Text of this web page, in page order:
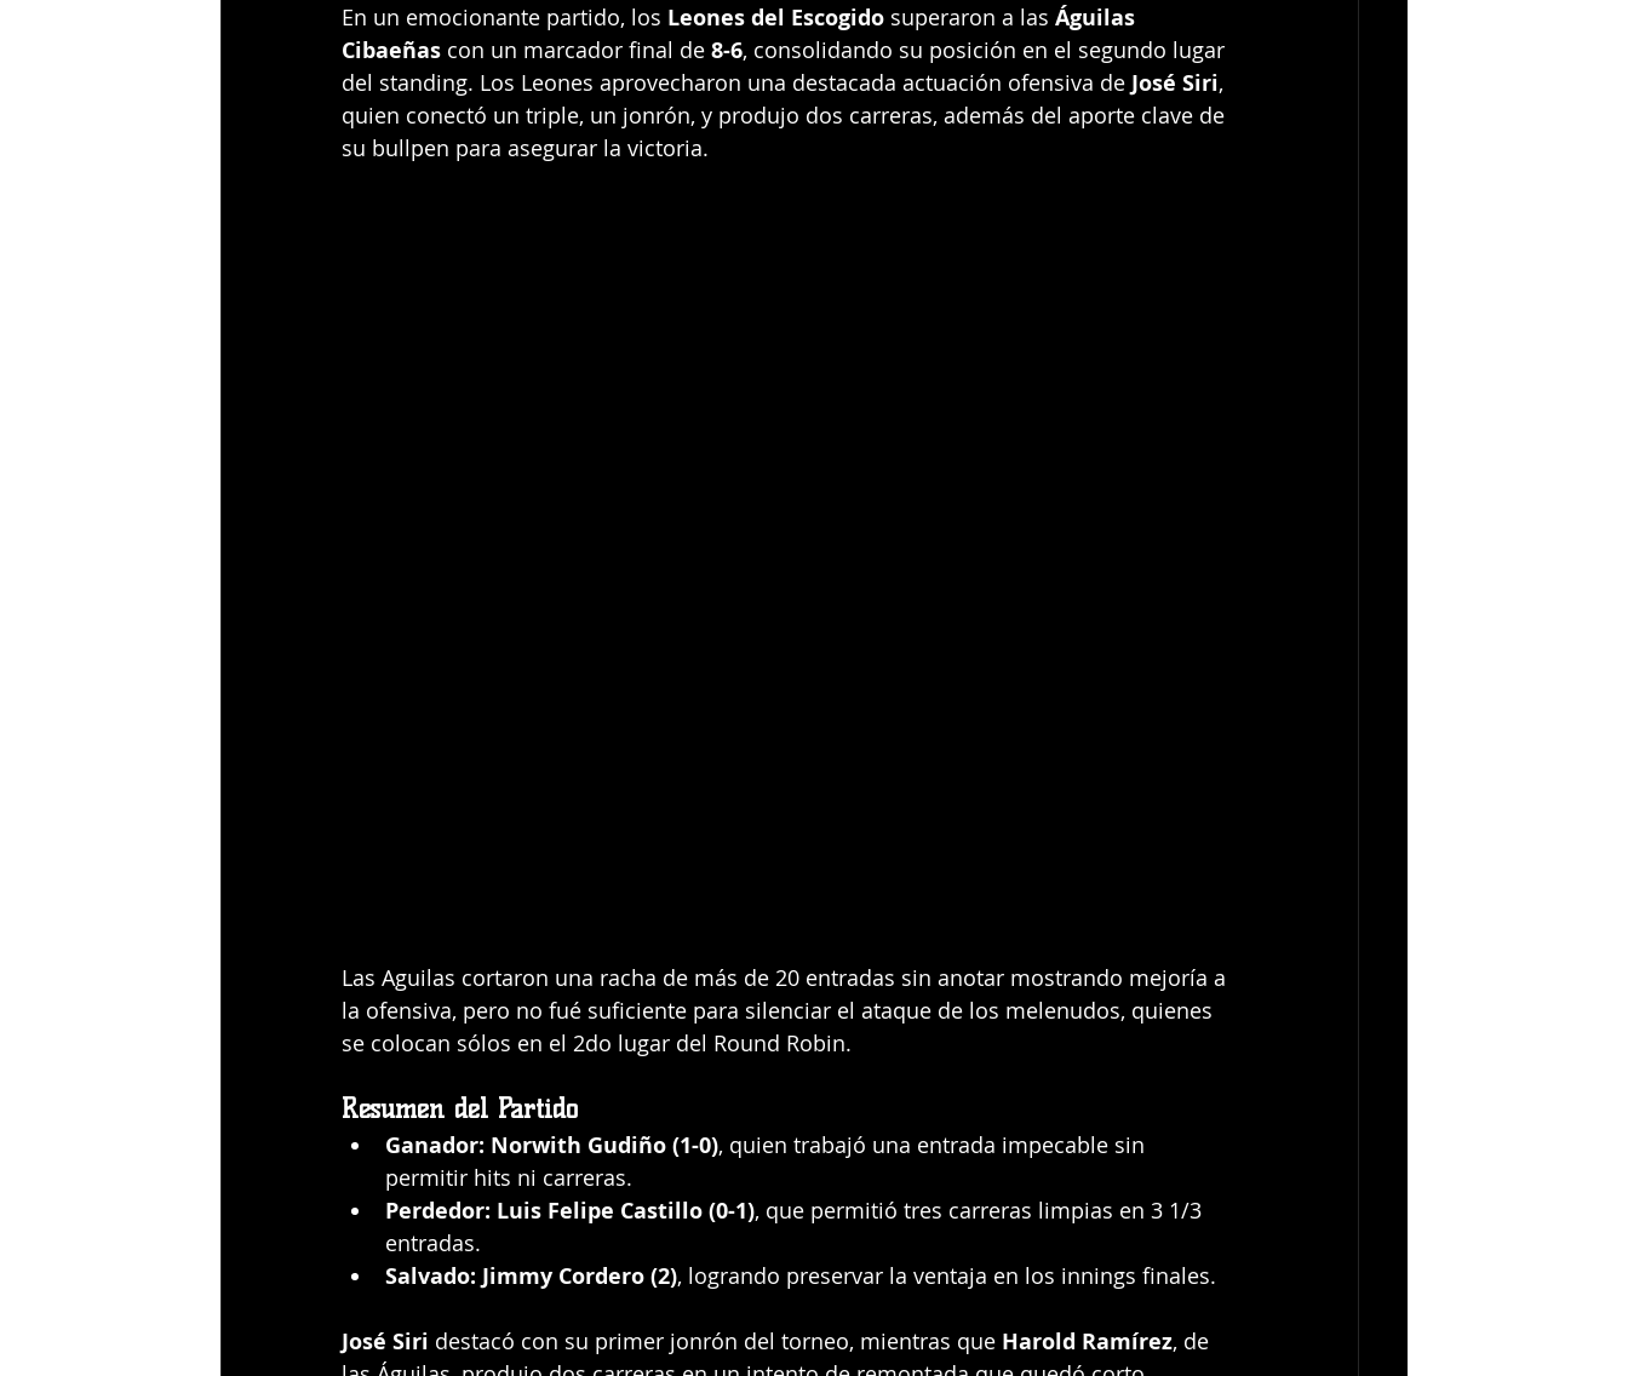
En un emocionante partido, los Leones del Escogido superaron a las Águilas
Cibaeñas con un marcador final de 8-6, consolidando su posición en el segundo lugar
del standing. Los Leones aprovecharon una destacada actuación ofensiva de José Siri,
quien conectó un triple, un jonrón, y produjo dos carreras, además del aporte clave de
su bullpen para asegurar la victoria.
Las Aguilas cortaron una racha de más de 20 entradas sin anotar mostrando mejoría a
la ofensiva, pero no fué suficiente para silenciar el ataque de los melenudos, quienes
se colocan sólos en el 2do lugar del Round Robin.
Resumen del Partido
Ganador: Norwith Gudiño (1-0), quien trabajó una entrada impecable sin
permitir hits ni carreras.
Perdedor: Luis Felipe Castillo (0-1), que permitió tres carreras limpias en 3 1/3
entradas.
Salvado: Jimmy Cordero (2), logrando preservar la ventaja en los innings finales.
José Siri destacó con su primer jonrón del torneo, mientras que Harold Ramírez, de